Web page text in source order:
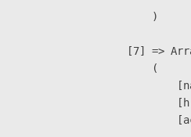
                        )
[7] =>
                        (